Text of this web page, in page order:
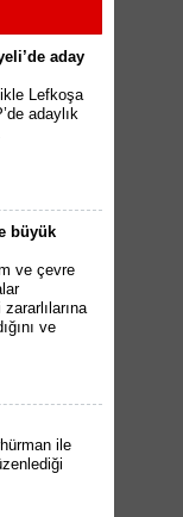
aday
Lefkoşa
adaylık
büyük
ve çevre
ve
ile